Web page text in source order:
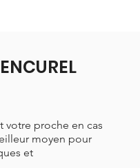
votre proche en cas
moyen pour
et